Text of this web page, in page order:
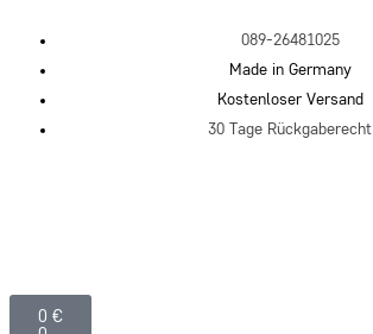
089-26481025
Made in Germany
Kostenloser Versand
30 Tage Rückgaberecht
0 €